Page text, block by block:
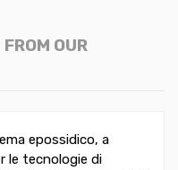
OUR
epossidico, a
le tecnologie di